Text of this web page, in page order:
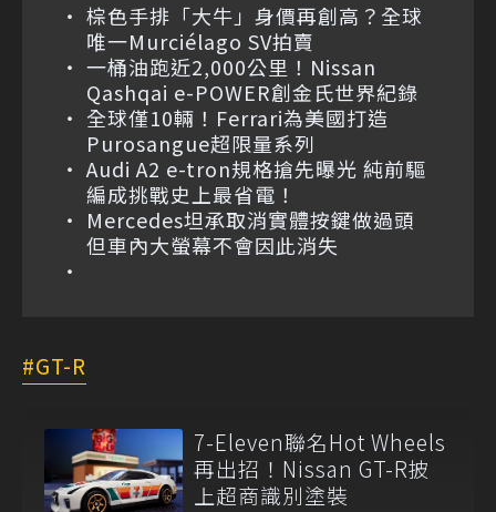
棕色手排「大牛」身價再創高？全球
唯一Murciélago SV拍賣
一桶油跑近2,000公里！Nissan
Qashqai e-POWER創金氏世界紀錄
全球僅10輛！Ferrari為美國打造
Purosangue超限量系列
Audi A2 e-tron規格搶先曝光 純前驅
編成挑戰史上最省電！
Mercedes坦承取消實體按鍵做過頭
但車內大螢幕不會因此消失
GT-R
7-Eleven聯名Hot Wheels
再出招！Nissan GT-R披
上超商識別塗裝